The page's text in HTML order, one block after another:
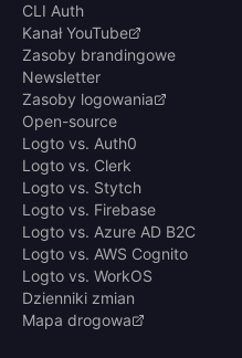
CLI Auth
Kanał YouTube
Zasoby brandingowe
Newsletter
Zasoby logowania
Open-source
Logto vs. Auth0
Logto vs. Clerk
Logto vs. Stytch
Logto vs. Firebase
Logto vs. Azure AD B2C
Logto vs. AWS Cognito
Logto vs. WorkOS
Dzienniki zmian
Mapa drogowa